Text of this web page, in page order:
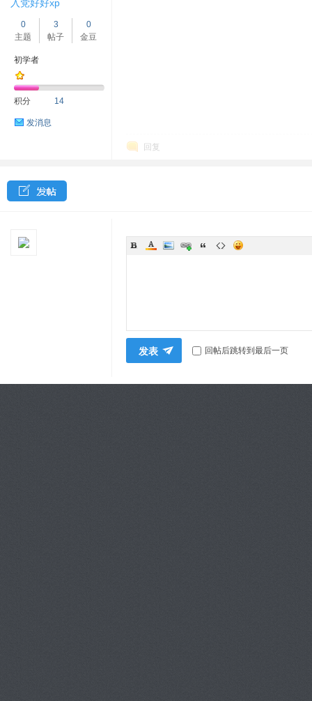
入党好好xp
0
主题
3
帖子
0
金豆
初学者
积分 14
发消息
回复
发表 回帖后跳转到最后一页